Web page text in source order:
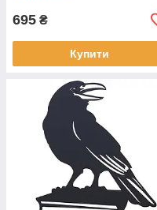
695 ₴
Купити